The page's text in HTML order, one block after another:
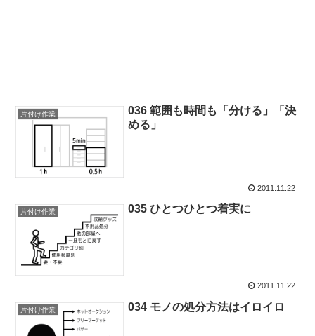
片付け作業
036 範囲も時間も「分ける」「決
める」
2011.11.22
片付け作業 035 ひとつひとつ着実に
2011.11.22
片付け作業 034 モノの処分方法はイロイロ